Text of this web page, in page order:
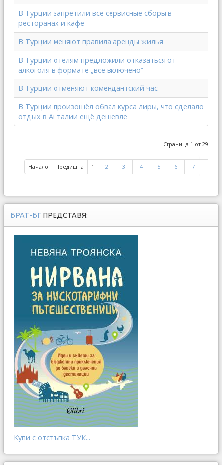
В Турции запретили все сервисные сборы в
ресторанах и кафе
В Турции меняют правила аренды жилья
В Турции отелям предложили отказаться от
алкоголя в формате „всё включено”
В Турции отменяют комендантский час
В Турции произошёл обвал курса лиры, что сделало
отдых в Анталии ещё дешевле
Страница 1 от 29
Начало Предишна 1 2 3 4 5 6 7
БРАТ-БГ ПРЕДСТАВЯ:
Купи с отстъпка ТУК...